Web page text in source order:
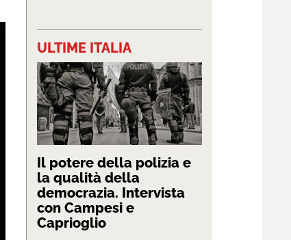
ULTIME ITALIA
Il potere della polizia e
la qualità della
democrazia. Intervista
con Campesi e
Caprioglio